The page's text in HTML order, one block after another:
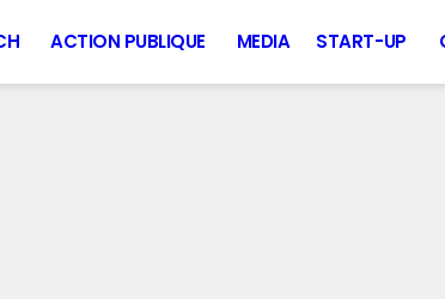
ACTION PUBLIQUE MEDIA START-UP